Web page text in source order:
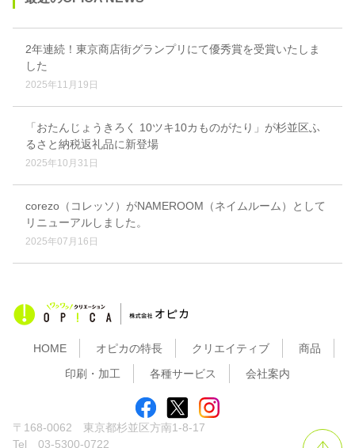
2年連続！東京商店街グランプリにて優秀賞を受賞いたしま
した
2025年11月19日
「おたんじょうきろく 10ツキ10カものがたり」が杉並区ふ
るさと納税返礼品に新登場
2025年10月31日
corezo（コレッソ）がNAMEROOM（ネイムルーム）として
リニューアルしました。
2025年07月16日
HOME オピカの特長 クリエイティブ
商品
印刷・加工
各種サービス 会社案内
〒168-0062 東京都杉並区方南1-8-17
Tel 03-5300-0722